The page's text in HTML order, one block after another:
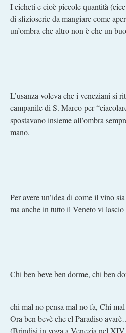
I cicheti e cioè piccole quantità
di sfizioserie da mangiare come
un’ombra che altro non è che un
L’usanza voleva che i veneziani si
campanile di S. Marco per
spostavano insieme all’ombra
mano.
Per avere un’idea di come il vino
ma anche in tutto il Veneto vi
Chi ben beve ben dorme, chi ben
chi mal no pensa mal no fa, Chi
Ora ben bevè che el Paradiso
(Brindisi in voga a Venezia nel